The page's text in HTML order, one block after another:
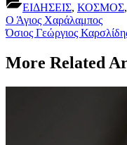
ΕΙΔΗΣΕΙΣ, ΚΟΣΜΟΣ,
Post
navigation
Previous
Post:
Ο Άγιος Χαράλαμπος
Next
Όσιος Γεώργιος
More Related